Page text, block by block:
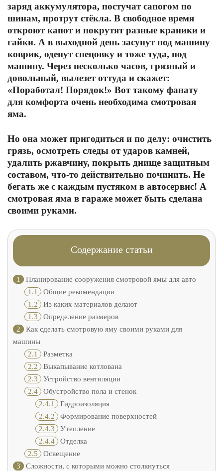
заряд аккумулятора, постучат сапогом по
шинам, протрут стёкла. В свободное время
откроют капот и покрутят разные краники и
гайки. А в выходной день засунут под машину
коврик, оденут спецовку и тоже туда, под
машину. Через несколько часов, грязный и
довольный, вылезет оттуда и скажет:
«Поработал! Порядок!» Вот такому фанату
для комфорта очень необходима смотровая
яма.
Но она может пригодиться и по делу: очистить
грязь, осмотреть следы от ударов камней,
удалить ржавчину, покрыть днище защитным
составом, что-то действительно починить. Не
бегать же с каждым пустяком в автосервис! А
смотровая яма в гараже может быть сделана
своими руками.
Содержание статьи
1
Планирование сооружения смотровой ямы для авто
1.1 Общие рекомендации
1.2 Из каких материалов делают
1.3 Определение размеров
2
Как сделать смотровую яму своими руками для
машины
2.1 Разметка
2.2 Выкапывание котлована
2.3 Устройство вентиляции
2.4 Обустройство пола и стенок
2.4.1
Гидроизоляция
2.4.2
Формирование поверхностей
2.4.3
Утепление
2.4.4
Отделка
2.5 Освещение
3
Сложности, с которыми можно столкнуться